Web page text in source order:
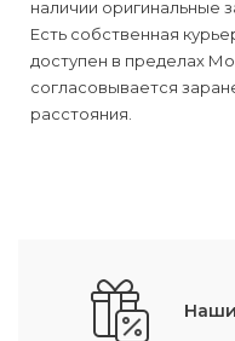
наличии оригинальные
Есть собственная
доступен в пределах
согласовывается
расстояния.